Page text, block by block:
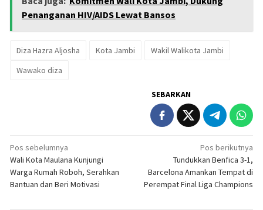
Penanganan HIV/AIDS Lewat Bansos
Diza Hazra Aljosha Kota Jambi
Wakil Walikota Jambi
Wawako diza
SEBARKAN
Navigasi
pos
Pos sebelumnya
Wali Kota Maulana Kunjungi
Warga Rumah Roboh, Serahkan
Bantuan dan Beri Motivasi
Pos berikutnya
Tundukkan Benfica 3-1,
Barcelona Amankan Tempat di
Perempat Final Liga Champions